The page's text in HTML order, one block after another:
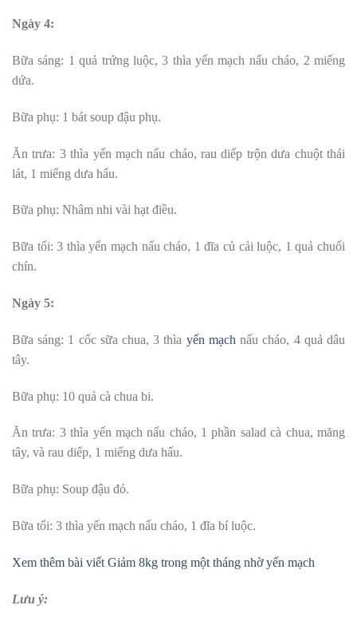
Ngày 4:
Bữa sáng: 1 quả trứng luộc, 3 thìa yến mạch nấu cháo, 2 miếng
dứa.
Bữa phụ: 1 bát soup đậu phụ.
Ăn trưa: 3 thìa yến mạch nấu cháo, rau diếp trộn dưa chuột thái
lát, 1 miếng dưa hấu.
Bữa phụ: Nhâm nhi vài hạt điều.
Bữa tối: 3 thìa yến mạch nấu cháo, 1 đĩa củ cải luộc, 1 quả chuối
chín.
Ngày 5:
Bữa sáng: 1 cốc sữa chua, 3 thìa yến mạch nấu cháo, 4 quả dâu
tây.
Bữa phụ: 10 quả cà chua bi.
Ăn trưa: 3 thìa yến mạch nấu cháo, 1 phần salad cà chua, măng
tây, và rau diếp, 1 miếng dưa hấu.
Bữa phụ: Soup đậu đỏ.
Bữa tối: 3 thìa yến mạch nấu cháo, 1 đĩa bí luộc.
Xem thêm bài viết Giảm 8kg trong một tháng nhờ yến mạch
Lưu ý: